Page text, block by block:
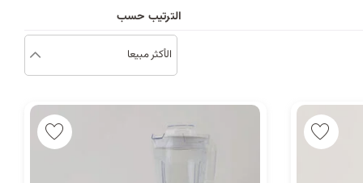
ك
ب
الترتيب حسب
الأكثر مبيعا